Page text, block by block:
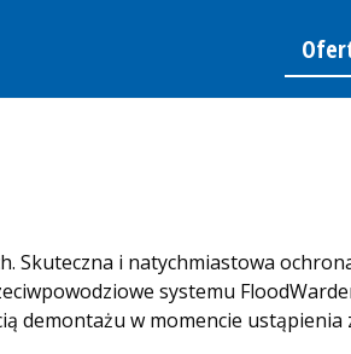
Skuteczna i natychmiastowa
systemu
demontażu w momencie